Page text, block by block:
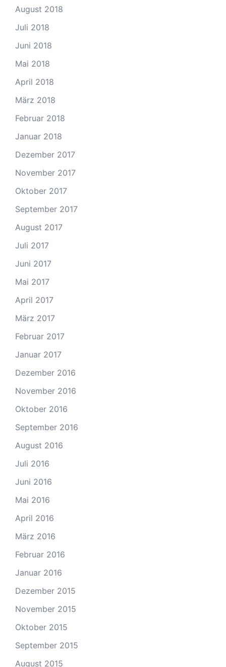
August 2018
Juli 2018
Juni 2018
Mai 2018
April 2018
März 2018
Februar 2018
Januar 2018
Dezember 2017
November 2017
Oktober 2017
September 2017
August 2017
Juli 2017
Juni 2017
Mai 2017
April 2017
März 2017
Februar 2017
Januar 2017
Dezember 2016
November 2016
Oktober 2016
September 2016
August 2016
Juli 2016
Juni 2016
Mai 2016
April 2016
März 2016
Februar 2016
Januar 2016
Dezember 2015
November 2015
Oktober 2015
September 2015
August 2015